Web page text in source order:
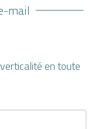
mail
en toute